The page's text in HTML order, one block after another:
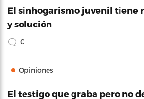
El sinhogarismo juvenil tiene
y solución
0
Opiniones
El testigo que graba pero no